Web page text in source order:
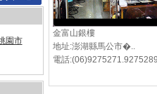
園市
金富山銀樓
地址:澎湖縣馬公市�..
電話:(06)9275271.9275289